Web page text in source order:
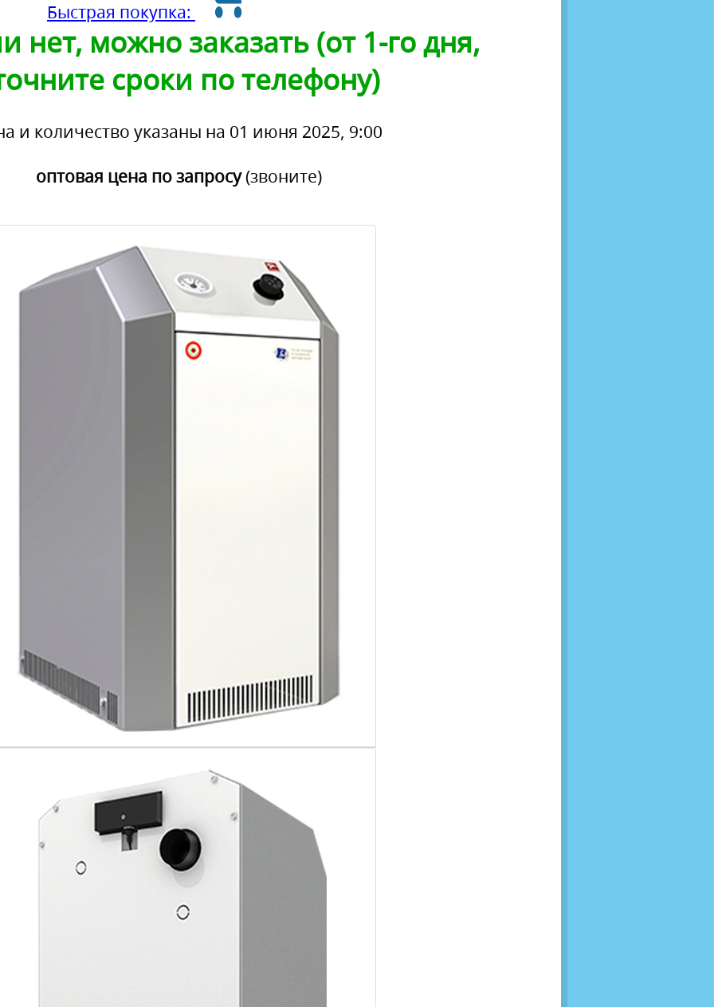
Быстрая покупка:
нет, можно заказать (от 1-го дня,
сроки по телефону)
и количество указаны на 01 июня 2025, 9:00
оптовая цена по запросу(звоните)